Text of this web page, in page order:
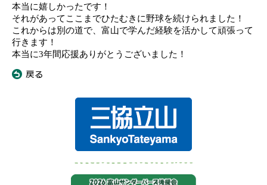
本当に嬉しかったです ！
それがあってここまでひたむきに野球を続けられました！
これからは別の道で 富山で学んだ経験を活かして頑張って
行きます！
本当に3年間応援ありがとうございました！